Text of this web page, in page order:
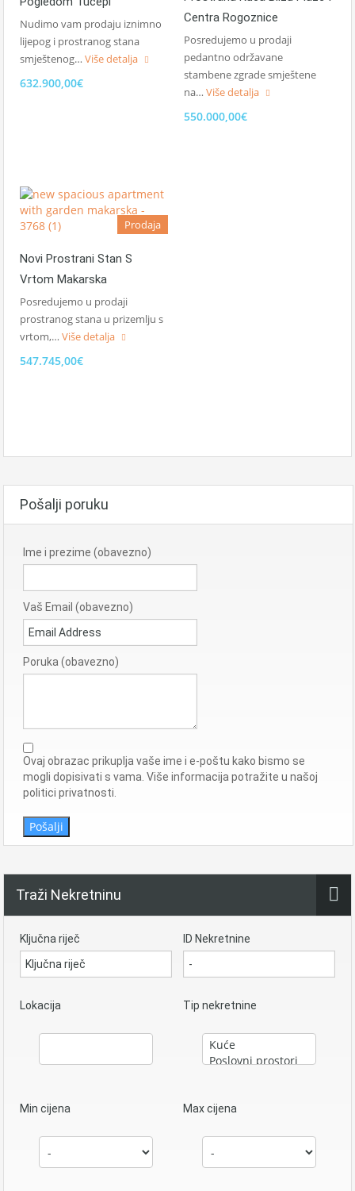
Nudimo vam prodaju iznimno
lijepog i prostranog stana
smještenog… Više detalja
632.900,00€
Centra Rogoznice
Posredujemo u prodaji
pedantno održavane
stambene zgrade smještene
na… Više detalja
550.000,00€
Prodaja
Novi Prostrani Stan S
Vrtom Makarska
Posredujemo u prodaji
prostranog stana u prizemlju s
vrtom,… Više detalja
547.745,00€
Pošalji poruku
Ime i prezime (obavezno)
Vaš Email (obavezno)
Poruka (obavezno)
Ovaj obrazac prikuplja vaše ime i e-poštu kako bismo se
mogli dopisivati ​​s vama. Više informacija potražite u našoj
politici privatnosti.
Pošalji
Traži Nekretninu
Ključna riječ ID Nekretnine
Lokacija Tip nekretnine
Min cijena Max cijena